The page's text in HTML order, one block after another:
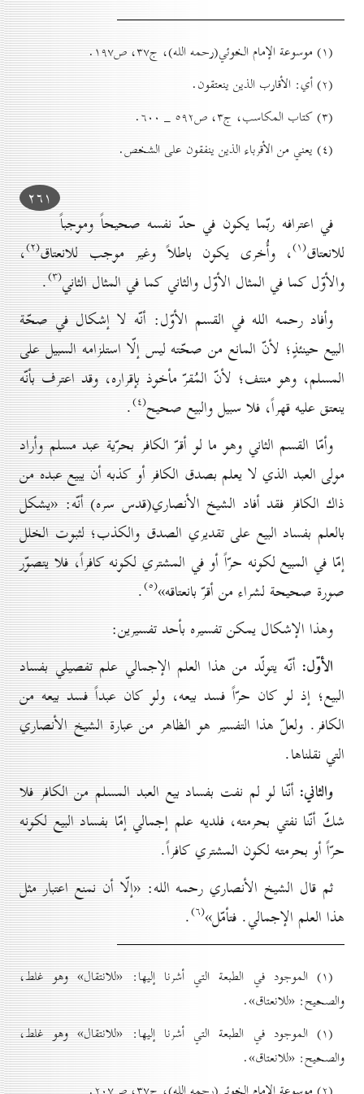
(۱) موسوعة الإمام الخوئي(رحمه الله)، ج۳۷، ص۱۹۷.
(۲) أي: الأقارب الذين ينعتقون.
(۳) کتاب المكاسب، ج۳، ص٥۹۲ _ ٦٠٠.
(٤) يعني من الأقرباء الذين ينفقون على الشخص.
۲٦۱
في اعترافه ربّما يكون في حدّ نفسه صحيحاً وموجباً
للانعتاق(۱) ، وأُخرى يكون باطلاً وغير موجب للانعتاق(۲) ،
والأوّل كما في المثال الأوّل والثاني كما في المثال الثاني(۳) .
وأفاد رحمه الله في القسم الأوّل: أنّه لا إشكال في صحّة
البيع حينئذٍ؛ لأنّ المانع من صحّته ليس إلّا استلزامه السبيل على
المسلم، وهو منتف؛ لأنّ المُقرّ مأخوذ بإقراره، وقد اعترف بأنّه
ينعتق عليه قهراً، فلا سبيل والبيع صحيح(٤) .
وأمّا القسم الثاني وهو ما لو أقرّ الكافر بحرّية عبد مسلم وأراد
مولى العبد الذي لا يعلم بصدق الكافر أو كذبه أن يبيع عبده من
ذاك الكافر فقد أفاد الشيخ الأنصاري(قدس سره) أنّه: «يشكل
بالعلم بفساد البيع على تقديري الصدق والكذب؛ لثبوت الخلل
إمّا في المبيع لكونه حرّاً أو في المشتري لكونه كافراً، فلا يتصوّر
صورة صحيحة لشراء من أقرّ بانعتاقه»(٥) .
وهذا الإشكال يمكن تفسيره بأحد تفسيرين:
الأوّل: أنّه يتولّد من هذا العلم الإجمالي علم تفصيلي بفساد
البيع؛ إذ لو كان حرّاً فسد بيعه، ولو كان عبداً فسد بيعه من
الكافر. ولعلّ هذا التفسير هو الظاهر من عبارة الشيخ الأنصاري
التي نقلناها.
والثاني: أنّنا لو لم نفت بفساد بيع العبد المسلم من الكافر فلا
شكّ أنّنا نفتي بحرمته، فلديه علم إجمالي إمّا بفساد البيع لكونه
حرّاً أو بحرمته لكون المشتري كافراً.
ثم قال الشيخ الأنصاري رحمه الله: «إلّا أن نمنع اعتبار مثل
هذا العلم الإجمالي. فتأمّل»(٦) .
(۱) الموجود في الطبعة التي أشرنا إليها: «للانتقال» وهو غلط،
والصحيح: «للانعتاق».
(۱) الموجود في الطبعة التي أشرنا إليها: «للانتقال» وهو غلط،
والصحيح: «للانعتاق».